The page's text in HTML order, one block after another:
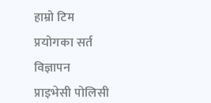
हाम्रो टिम
प्रयोगका सर्त
विज्ञापन
प्राइभेसी पोलिसी